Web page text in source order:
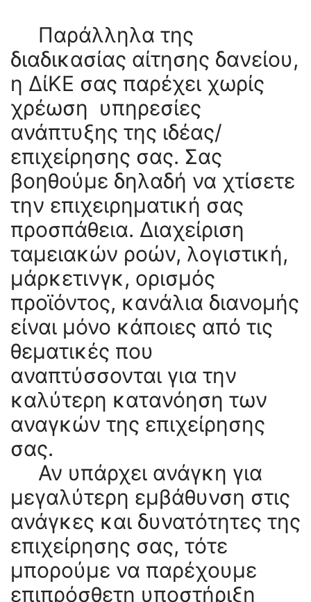
Παράλληλα της
διαδικασίας αίτησης δανείου,
η ΔίΚΕ σας παρέχει χωρίς
χρέωση υπηρεσίες
ανάπτυξης της ιδέας/
επιχείρησης σας. Σας
βοηθούμε δηλαδή να χτίσετε
την επιχειρηματική σας
προσπάθεια. Διαχείριση
ταμειακών ροών, λογιστική,
μάρκετινγκ, ορισμός
προϊόντος, κανάλια διανομής
είναι μόνο κάποιες από τις
θεματικές που
αναπτύσσονται για την
καλύτερη κατανόηση των
αναγκών της επιχείρησης
σας.
Αν υπάρχει ανάγκη για
μεγαλύτερη εμβάθυνση στις
ανάγκες και δυνατότητες της
επιχείρησης σας, τότε
μπορούμε να παρέχουμε
επιπρόσθετη υποστήριξη